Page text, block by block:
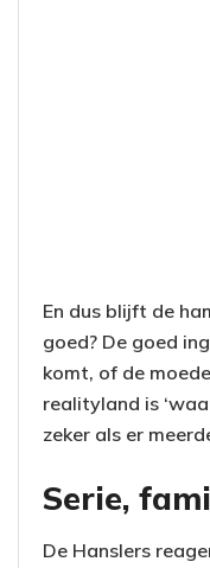
En dus blijft de
goed? De goed
komt, of de
realityland is
zeker als er
Serie,
De Hanslers